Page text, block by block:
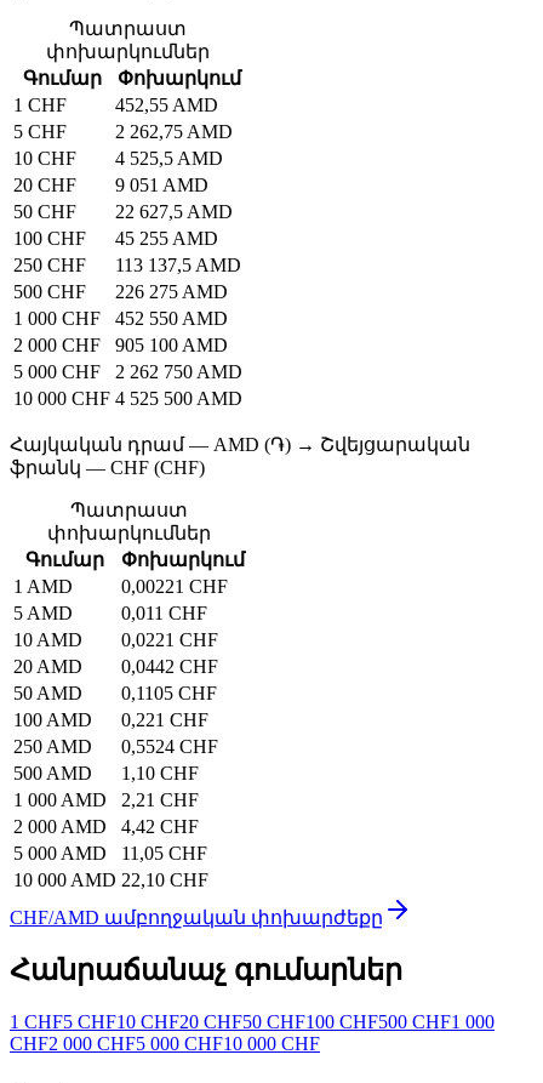
Պատրաստ
փոխարկումներ
Գումար
Փոխարկում
1 CHF
452,55 AMD
5 CHF
2 262,75 AMD
10 CHF
4 525,5 AMD
20 CHF
9 051 AMD
50 CHF
22 627,5 AMD
100 CHF
45 255 AMD
250 CHF
113 137,5 AMD
500 CHF
226 275 AMD
1 000 CHF
452 550 AMD
2 000 CHF
905 100 AMD
5 000 CHF
2 262 750 AMD
10 000 CHF 4 525 500 AMD
Հայկական դրամ — AMD (֏) → Շվեյցարական
ֆրանկ — CHF (CHF)
Պատրաստ
փոխարկումներ
Գումար
Փոխարկում
1 AMD
0,00221 CHF
5 AMD
0,011 CHF
10 AMD
0,0221 CHF
20 AMD
0,0442 CHF
50 AMD
0,1105 CHF
100 AMD
0,221 CHF
250 AMD
0,5524 CHF
500 AMD
1,10 CHF
1 000 AMD
2,21 CHF
2 000 AMD
4,42 CHF
5 000 AMD
11,05 CHF
10 000 AMD 22,10 CHF
CHF/AMD ամբողջական փոխարժեքը
Հանրաճանաչ գումարներ
1 CHF5 CHF10 CHF20 CHF50 CHF100 CHF500 CHF1 000
CHF2 000 CHF5 000 CHF10 000 CHF